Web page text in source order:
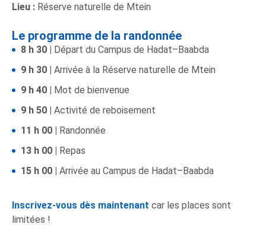
Lieu : Réserve naturelle de Mtein
Le programme de la randonnée
8 h 30 | Départ du Campus de Hadat–Baabda
9 h 30 | Arrivée à la Réserve naturelle de Mtein
9 h 40 | Mot de bienvenue
9 h 50 | Activité de reboisement
11 h 00 | Randonnée
13 h 00 | Repas
15 h 00 | Arrivée au Campus de Hadat–Baabda
Inscrivez-vous dès maintenant car les places sont
limitées !